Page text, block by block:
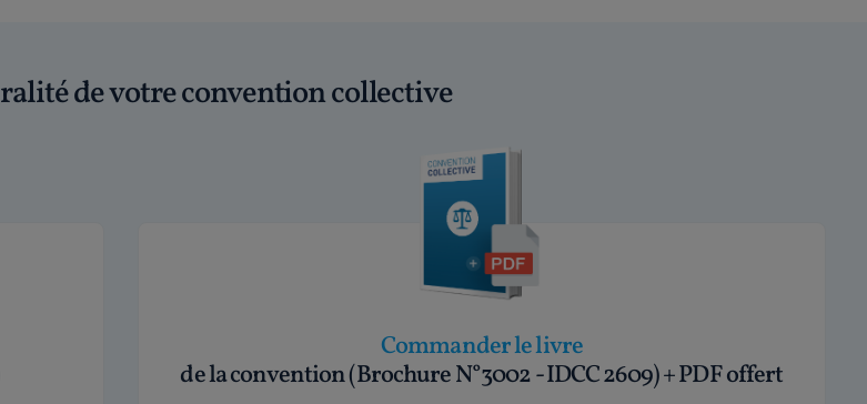
de votre convention collective
Commander le livre
de la convention (Brochure N°3002 - IDCC 2609) + PDF offert